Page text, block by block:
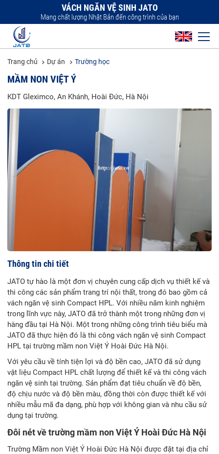
VÁCH NGĂN VỆ SINH JATO
Mang chất lượng Nhật Bản đến công trình của bạn
Trang chủ Dự án Trường học
MẦM NON VIỆT Ý
KDT Gleximco, An Khánh, Hoài Đức, Hà Nội
Thông tin chi tiết
JATO tự hào là một đơn vị chuyên cung cấp dịch vụ thiết kế và
thi công các sản phẩm trang trí nội thất, trong đó bao gồm cả
vách ngăn vệ sinh Compact HPL. Với nhiều năm kinh nghiệm
trong lĩnh vực này, JATO đã trở thành một trong những đơn vị
hàng đầu tại Hà Nội. Một trong những công trình tiêu biểu mà
JATO đã thực hiện đó là thi công vách ngăn vệ sinh Compact
HPL tại trường mầm non Việt Ý Hoài Đức Hà Nội.
Với yêu cầu về tính tiện lợi và độ bền cao, JATO đã sử dụng
vật liệu Compact HPL chất lượng để thiết kế và thi công vách
ngăn vệ sinh tại trường. Sản phẩm đạt tiêu chuẩn về độ bền,
độ chịu nước và độ bền màu, đồng thời còn được thiết kế với
nhiều mẫu mã đa dạng, phù hợp với không gian và nhu cầu sử
dụng tại trường.
Đôi nét về trường mầm non Việt Ý Hoài Đức Hà Nội
Trường Mầm non Việt Ý Hoài Đức Hà Nội được đặt tại địa chỉ